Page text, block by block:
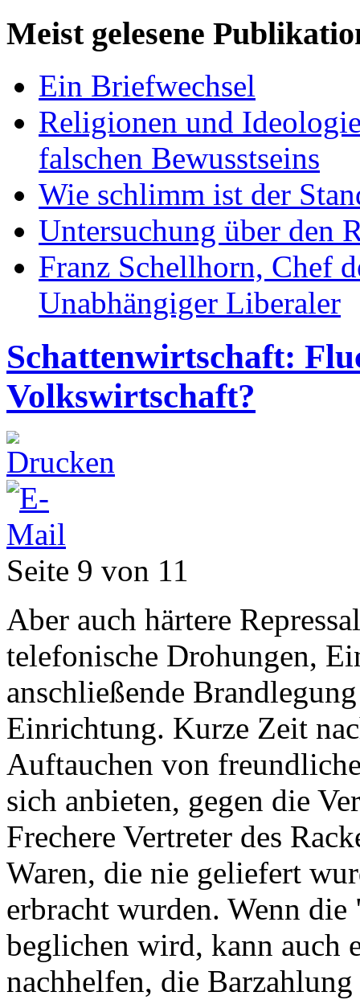
Meist gelesene
Ein Briefwechsel
Religionen und
falschen Bewusstseins
Wie schlimm ist der
Untersuchung über den
Franz Schellhorn, Chef
Unabhängiger Liberaler
Schattenwirtschaft:
Volkswirtschaft?
Seite 9 von 11
Aber auch härtere
telefonische Drohungen,
anschließende
Einrichtung. Kurze Zeit
Auftauchen von
sich anbieten, gegen die
Frechere Vertreter des
Waren, die nie geliefert
erbracht wurden. Wenn
beglichen wird, kann auch
nachhelfen, die